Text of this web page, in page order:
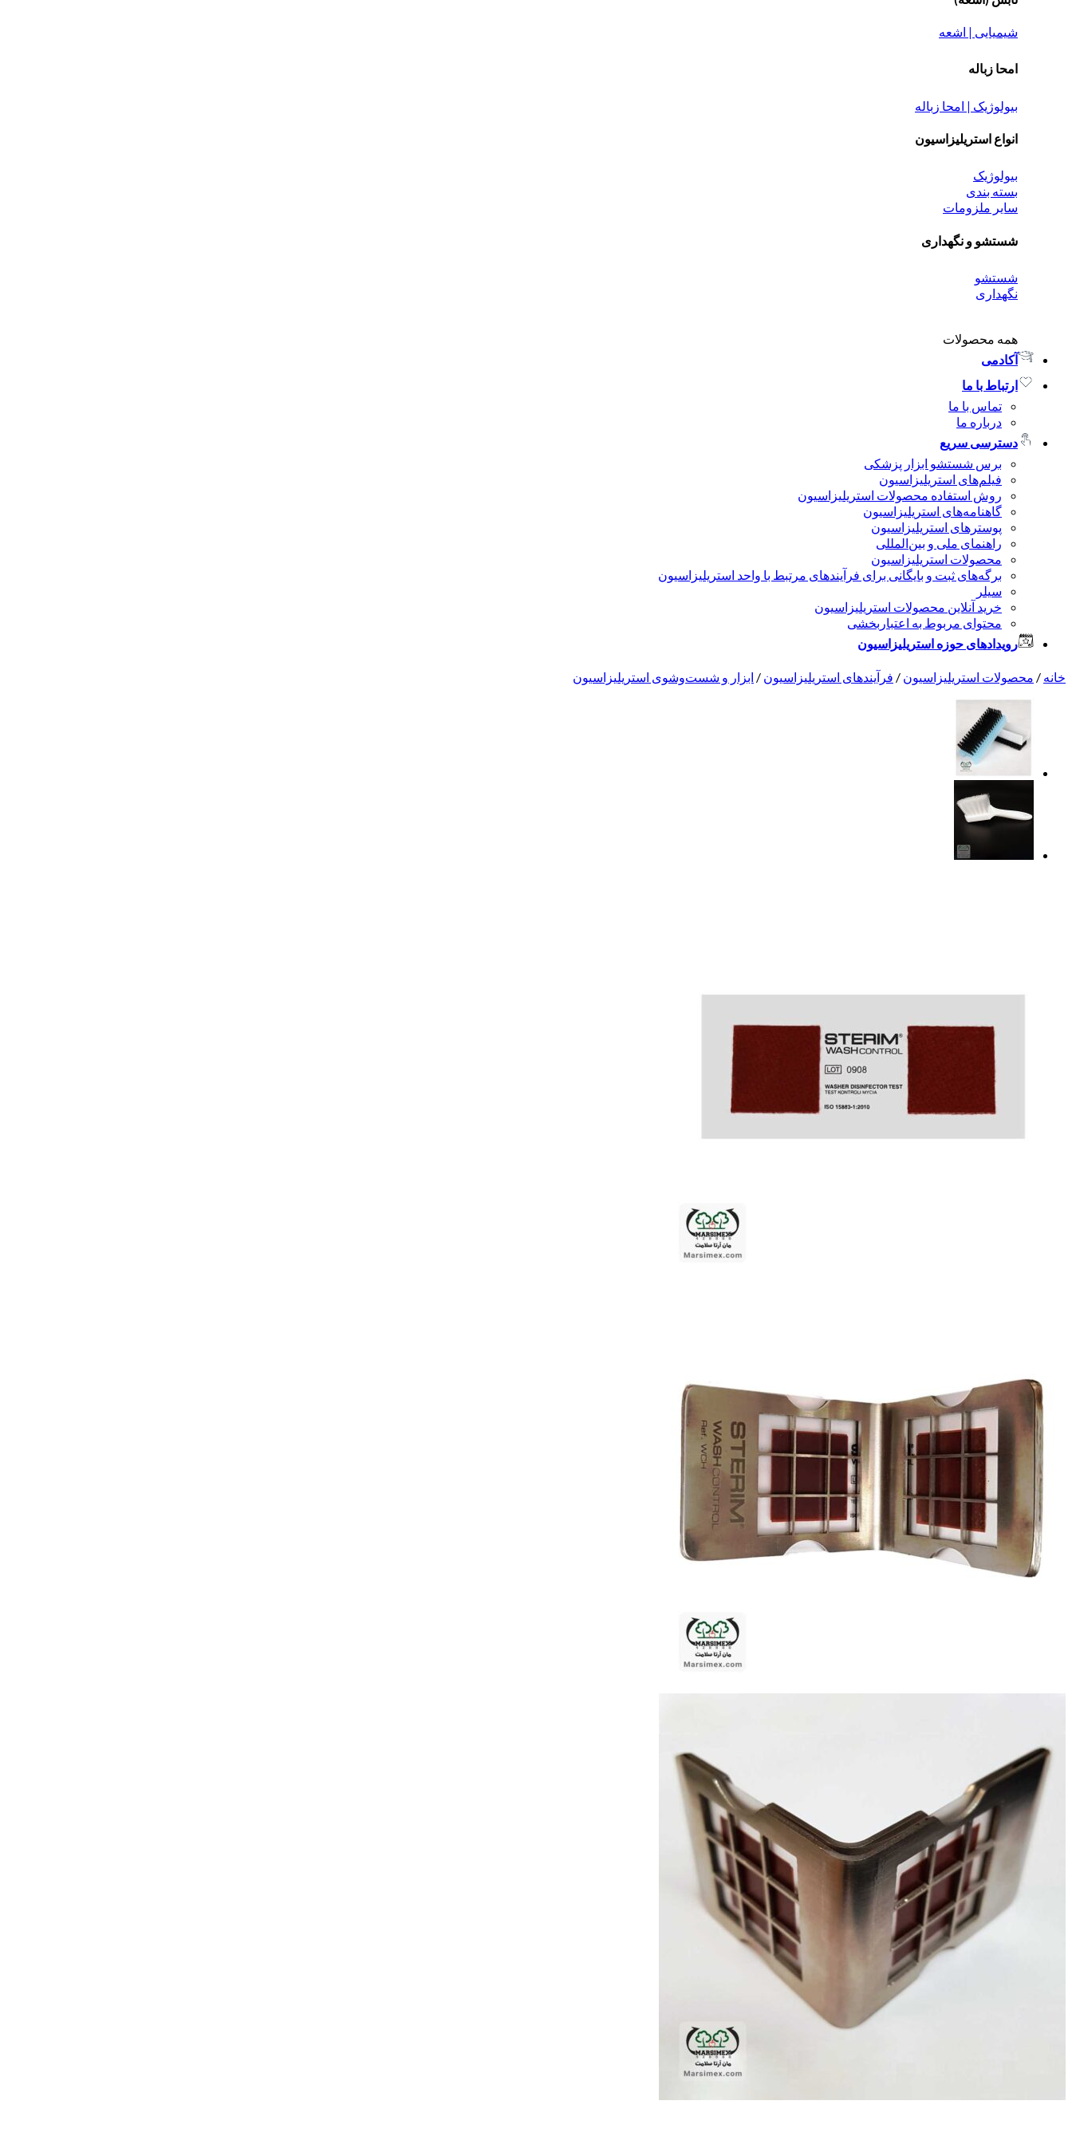
شیمیایی | اشعه
امحا زباله
بیولوژیک | امحا زباله
انواع استریلیزاسیون
بیولوژیک
بسته بندی
سایر ملزومات
شستشو و نگهداری
شستشو
نگهداری
همه محصولات
آکادمی
ارتباط با ما
تماس با ما
درباره ما
دسترسی سریع
برس شستشو ابزار پزشکی
فیلم‌های استریلیزاسیون
روش استفاده محصولات استریلیزاسیون
گاهنامه‌های استریلیزاسیون
پوسترهای استریلیزاسیون
راهنمای ملی و بین‌المللی
محصولات استریلیزاسیون
برگه‌های ثبت و بایگانی برای فرآیندهای مرتبط با واحد استریلیزاسیون
سیلر
خرید آنلاین محصولات استریلیزاسیون
محتوای مربوط به اعتباربخشی
رویدادهای حوزه استریلیزاسیون
خانه / محصولات استریلیزاسیون / فرآیندهای استریلیزاسیون / ابزار و شست‌وشوی استریلیزاسیون